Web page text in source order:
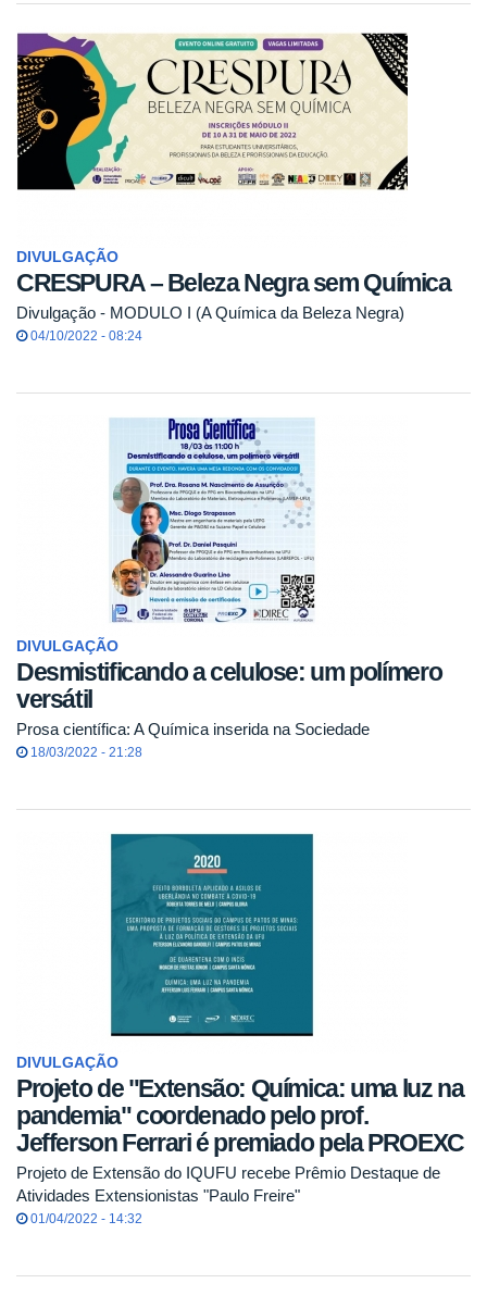
DIVULGAÇÃO
CRESPURA – Beleza Negra sem Química
Divulgação - MODULO I (A Química da Beleza Negra)
04/10/2022 - 08:24
DIVULGAÇÃO
Desmistificando a celulose: um polímero
versátil
Prosa científica: A Química inserida na Sociedade
18/03/2022 - 21:28
DIVULGAÇÃO
Projeto de "Extensão: Química: uma luz na
pandemia" coordenado pelo prof.
Jefferson Ferrari é premiado pela PROEXC
Projeto de Extensão do IQUFU recebe Prêmio Destaque de
Atividades Extensionistas "Paulo Freire"
01/04/2022 - 14:32